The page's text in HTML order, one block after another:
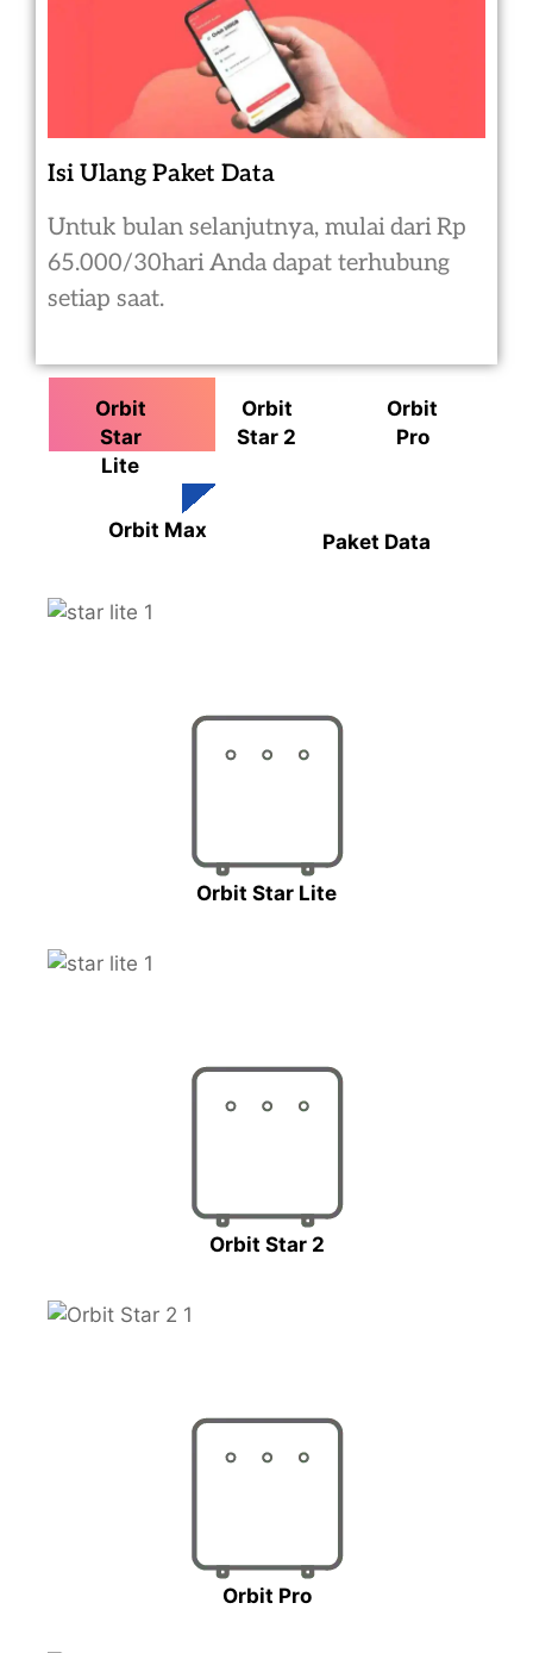
Isi Ulang Paket Data
Untuk bulan selanjutnya, mulai dari Rp
65.000/30hari Anda dapat terhubung
setiap saat.
Orbit
Star
Lite
Orbit
Star 2
Orbit
Pro
Orbit Max Paket Data
Orbit Star Lite
Orbit Star 2
Orbit Pro